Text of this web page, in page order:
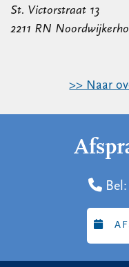
St. Victorstraat 13
2211 RN
>> Naar
Bel: